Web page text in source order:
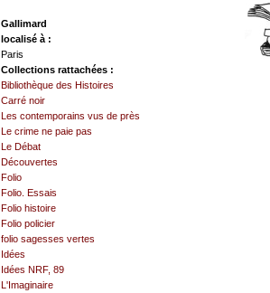
Gallimard
localisé à :
Paris
Collections rattachées :
Bibliothèque des Histoires
Carré noir
Les contemporains vus de près
Le crime ne paie pas
Le Débat
Découvertes
Folio
Folio. Essais
Folio histoire
Folio policier
folio sagesses vertes
Idées
Idées NRF, 89
L'Imaginaire